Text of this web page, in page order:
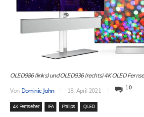
OLED986 (links) und OLED936 (rechts) 4K OLED
Von Dominic Jahn 18. April 2021 10
4K Fernseher IFA Philips QLED